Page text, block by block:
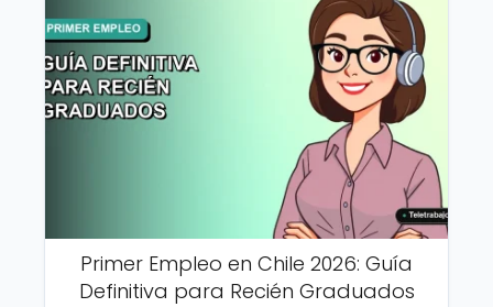
Primer Empleo en Chile 2026: Guía
Definitiva para Recién Graduados